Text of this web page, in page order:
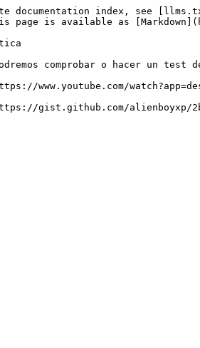
documentation index, see
page is available as
comprobar o hacer un
www.youtube.com/